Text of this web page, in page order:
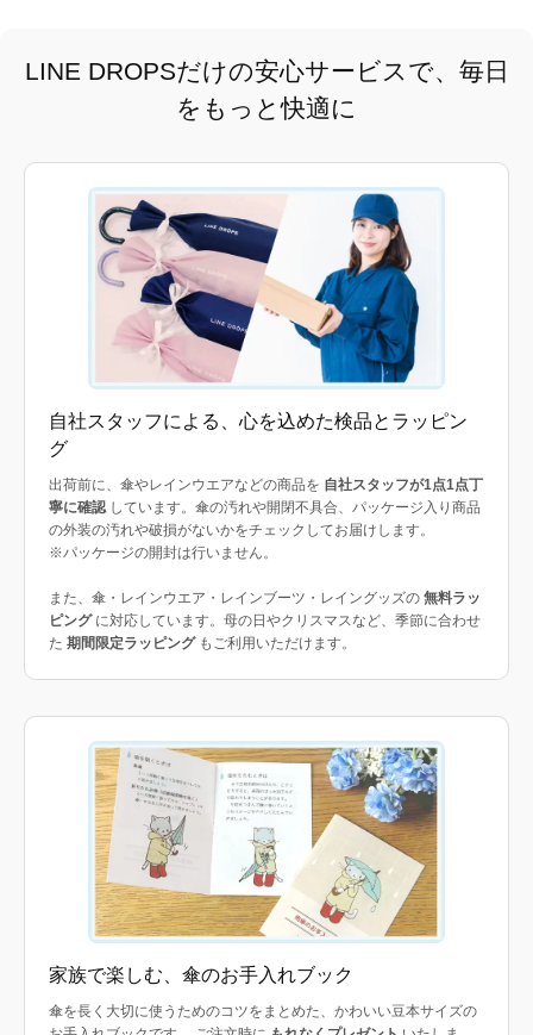
LINE DROPSだけの安心サービスで、毎日
をもっと快適に
自社スタッフによる、心を込めた検品とラッピン
グ
出荷前に、傘やレインウエアなどの商品を 自社スタッフが1点1点丁
寧に確認しています。傘の汚れや開閉不具合、パッケージ入り商品
の外装の汚れや破損がないかをチェックしてお届けします。
※パッケージの開封は行いません。
また、傘・レインウエア・レインブーツ・レイングッズの 無料ラッ
ピングに対応しています。母の日やクリスマスなど、季節に合わせ
た 期間限定ラッピングもご利用いただけます。
家族で楽しむ、傘のお手入れブック
傘を長く大切に使うためのコツをまとめた、かわいい豆本サイズの